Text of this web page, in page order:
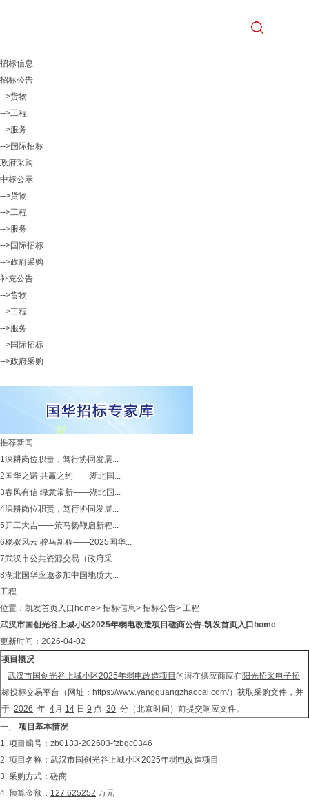
招标信息
招标公告
-->货物
-->工程
-->服务
-->国际招标
政府采购
中标公示
-->货物
-->工程
-->服务
-->国际招标
-->政府采购
补充公告
-->货物
-->工程
-->服务
-->国际招标
-->政府采购
推荐新闻
1深耕岗位职责，笃行协同发展...
2 国华之诺 共赢之约——湖北国...
3春风有信 绿意常新——湖北国...
4深耕岗位职责，笃行协同发展...
5开工大吉——策马扬鞭启新程...
6稳驭风云 骏马新程——2025国华...
7武汉市公共资源交易（政府采...
8湖北国华应邀参加中国地质大...
工程
位置： 凯发首页入口home> 招标信息> 招标公告> 工程
武汉市国创光谷上城小区2025年弱电改造项目磋商公告-凯发首页入口home
更新时间：2026-04-02
项目概况
武汉市国创光谷上城小区2025年弱电改造项目 的潜在供应商应在阳光招采电子招
标投标交易平台（网址： https://www.yangguangzhaocai.com/） 获取采购文件，并
于 2026 年 4月 14 日 9 点 30 分（北京时间）前提交响应文件。
一、 项目基本情况
1. 项目编号：zb0133-202603-fzbgc0346
2. 项目名称：武汉市国创光谷上城小区2025年弱电改造项目
3. 采购方式：磋商
4. 预算金额： 127.625252 万元